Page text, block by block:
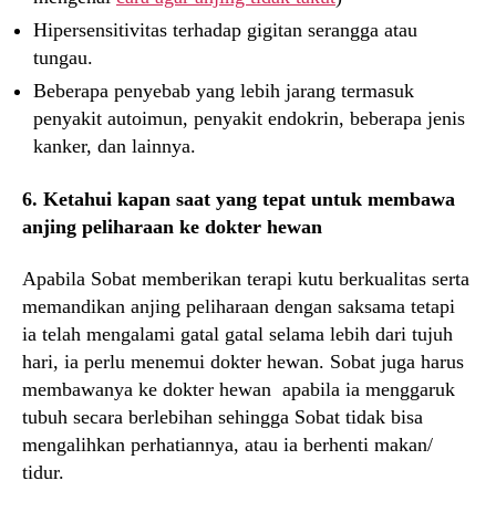
Hipersensitivitas terhadap gigitan serangga atau
tungau.
Beberapa penyebab yang lebih jarang termasuk
penyakit autoimun, penyakit endokrin, beberapa jenis
kanker, dan lainnya.
6. Ketahui kapan saat yang tepat untuk membawa
anjing peliharaan ke dokter hewan
Apabila Sobat memberikan terapi kutu berkualitas serta
memandikan anjing peliharaan dengan saksama tetapi
ia telah mengalami gatal gatal selama lebih dari tujuh
hari, ia perlu menemui dokter hewan. Sobat juga harus
membawanya ke dokter hewan apabila ia menggaruk
tubuh secara berlebihan sehingga Sobat tidak bisa
mengalihkan perhatiannya, atau ia berhenti makan/
tidur.